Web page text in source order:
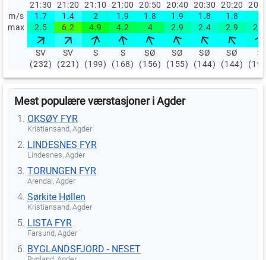
21:30 21:20 21:10 21:00 20:50 20:40 20:30 20:20
m/s
1.7 1.4 2 1.9 1.8 1.9 1.8 1.8
2
max
2.5 6.2 4.9 4.2 4 2.9 2.4 2.9 2.5
SV
(232)
SV
(221)
S
(199)
S
(168)
SØ
(156)
SØ
(155)
SØ
(144)
SØ
(144)
S
Mest populære værstasjoner i Agder
OKSØY FYR
Kristiansand, Agder
LINDESNES FYR
Lindesnes, Agder
TORUNGEN FYR
Arendal, Agder
Sørkite Høllen
Kristiansand, Agder
LISTA FYR
Farsund, Agder
BYGLANDSFJORD - NESET